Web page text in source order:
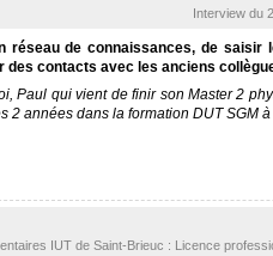
Interview du
réseau de connaissances, de saisir
des contacts avec les anciens
Paul qui vient de finir son Master 2
2 années dans la formation DUT SGM à
IUT de Saint-Brieuc : Licence